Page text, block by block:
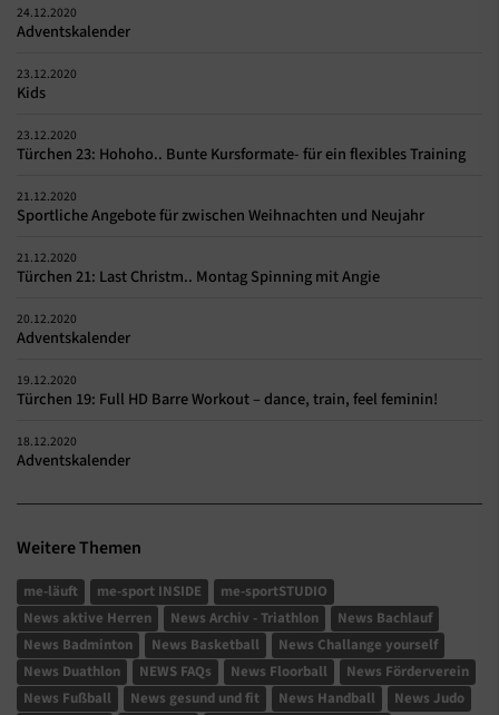
24.12.2020
Adventskalender
23.12.2020
Kids
23.12.2020
Türchen 23: Hohoho.. Bunte Kursformate- für ein flexibles Training
21.12.2020
Sportliche Angebote für zwischen Weihnachten und Neujahr
21.12.2020
Türchen 21: Last Christm.. Montag Spinning mit Angie
20.12.2020
Adventskalender
19.12.2020
Türchen 19: Full HD Barre Workout – dance, train, feel feminin!
18.12.2020
Adventskalender
Weitere Themen
me-läuft me-sport INSIDE
me-sportSTUDIO
News aktive Herren
News Archiv - Triathlon
News Bachlauf
News Badminton
News Basketball
News Challange yourself
News Duathlon
NEWS FAQs News Floorball
News Förderverein
News Fußball
News gesund und fit News Handball News Judo